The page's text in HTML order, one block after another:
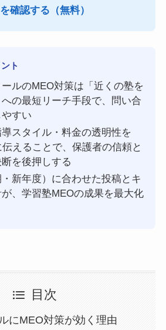
確認する（無料）
ト
ルのMEO対策は「近くの塾を
の最短リーチ手段で、問い合
すい
スタイル・料金の透明性を
えることで、保護者の信頼と
を後押しする
新年度）に合わせた投稿とキ
、学習塾MEOの成果を最大化
目次
にMEO対策が効く理由